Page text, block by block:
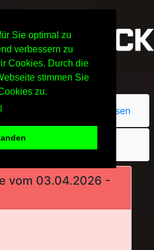
Sie optimal zu
verbessern zu
Cookies. Durch die
stimmen Sie
zu.
Passwort vergessen
vom 03.04.2026 -